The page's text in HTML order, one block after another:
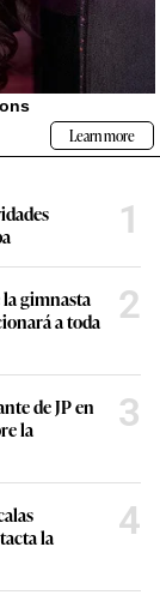
1
la gimnasta
a toda
2
de JP en
la
3
la
4